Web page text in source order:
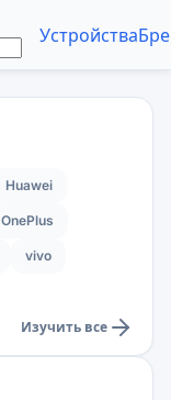
Устройства
Huawei
OnePlus
vivo
Изучить все